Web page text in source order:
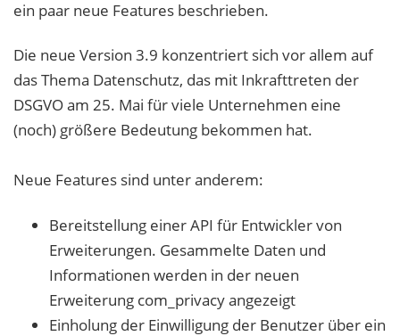
ein paar neue Features beschrieben.
Die neue Version 3.9 konzentriert sich vor allem auf
das Thema Datenschutz, das mit Inkrafttreten der
DSGVO am 25. Mai für viele Unternehmen eine
(noch) größere Bedeutung bekommen hat.
Neue Features sind unter anderem:
Bereitstellung einer API für Entwickler von
Erweiterungen. Gesammelte Daten und
Informationen werden in der neuen
Erweiterung com_privacy angezeigt
Einholung der Einwilligung der Benutzer über ein